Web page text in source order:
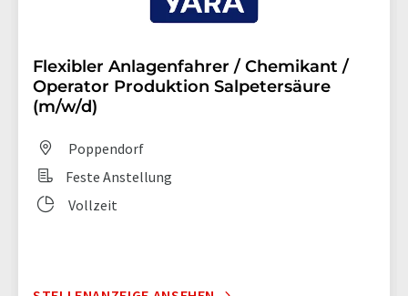
Flexibler Anlagenfahrer / Chemikant /
Operator Produktion Salpetersäure
(m/w/d)
Poppendorf
Feste Anstellung
Vollzeit